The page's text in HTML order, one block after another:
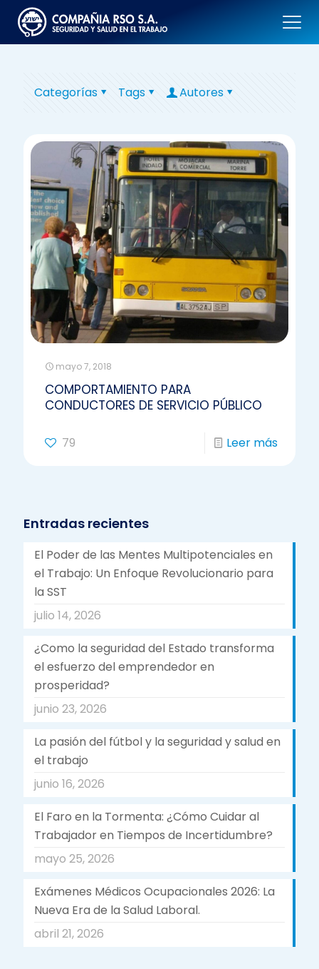
Categorías Tags Autores
mayo 7, 2018
COMPORTAMIENTO PARA
CONDUCTORES DE SERVICIO PÚBLICO
79 Leer más
Entradas recientes
El Poder de las Mentes Multipotenciales en
el Trabajo: Un Enfoque Revolucionario para
la SST
julio 14, 2026
¿Como la seguridad del Estado transforma
el esfuerzo del emprendedor en
prosperidad?
junio 23, 2026
La pasión del fútbol y la seguridad y salud en
el trabajo
junio 16, 2026
El Faro en la Tormenta: ¿Cómo Cuidar al
Trabajador en Tiempos de Incertidumbre?
mayo 25, 2026
Exámenes Médicos Ocupacionales 2026: La
Nueva Era de la Salud Laboral.
abril 21, 2026